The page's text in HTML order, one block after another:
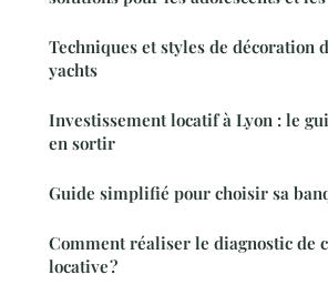
Techniques et styles de décoration
yachts
Investissement locatif à Lyon : le
en sortir
Guide simplifié pour choisir sa
Comment réaliser le diagnostic de
locative ?